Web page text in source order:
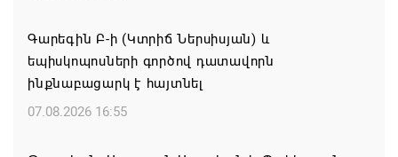
Գարեգին Բ-ի (Կտրիճ Ներսիսյան) և
եպիսկոպոսների գործով դատավորն
ինքնաբացարկ է հայտնել
07.08.2026 16:55